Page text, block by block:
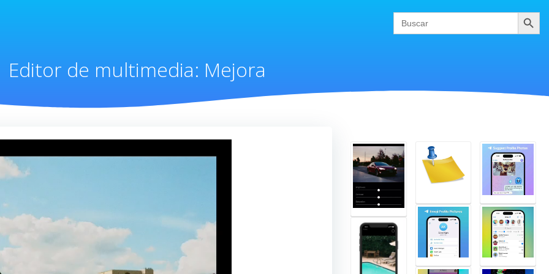
Search
for:
Buscar
Editor de multimedia: Mejora